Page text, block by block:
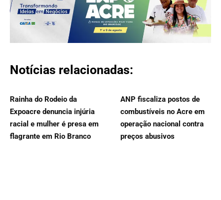
Notícias relacionadas:
Rainha do Rodeio da
Expoacre denuncia injúria
racial e mulher é presa em
flagrante em Rio Branco
ANP fiscaliza postos de
combustíveis no Acre em
operação nacional contra
preços abusivos